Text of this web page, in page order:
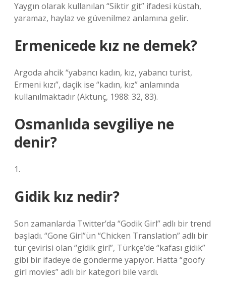
Yaygın olarak kullanılan “Siktir git” ifadesi küstah,
yaramaz, haylaz ve güvenilmez anlamına gelir.
Ermenicede kız ne demek?
Argoda ahcik “yabancı kadın, kız, yabancı turist,
Ermeni kızı”, daçik ise “kadın, kız” anlamında
kullanılmaktadır (Aktunç, 1988: 32, 83).
Osmanlıda sevgiliye ne
denir?
1.
Gidik kız nedir?
Son zamanlarda Twitter’da “Godik Girl” adlı bir trend
başladı. “Gone Girl”ün “Chicken Translation” adlı bir
tür çevirisi olan “gidik girl”, Türkçe’de “kafası gidik”
gibi bir ifadeye de gönderme yapıyor. Hatta “goofy
girl movies” adlı bir kategori bile vardı.